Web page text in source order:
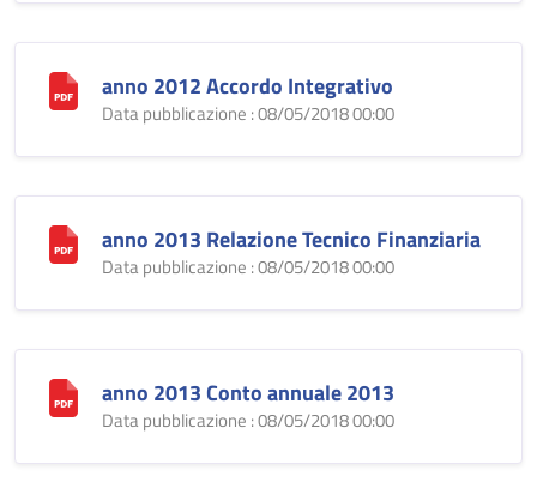
anno 2012 Accordo Integrativo
Data pubblicazione : 08/05/2018 00:00
anno 2013 Relazione Tecnico Finanziaria
Data pubblicazione : 08/05/2018 00:00
anno 2013 Conto annuale 2013
Data pubblicazione : 08/05/2018 00:00